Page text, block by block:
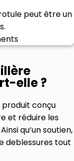
peut être un
elle ?
produit conçu
et réduire les
qu’un soutien,
deblessures tout